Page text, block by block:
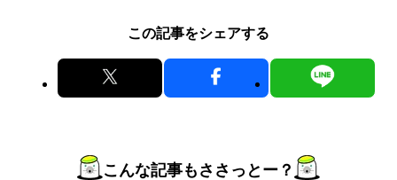
この記事をシェアする
こんな記事もささっとー？